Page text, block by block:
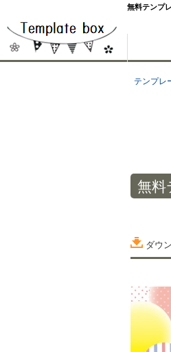
無料テンプ
テンプレ
無料
ダウ